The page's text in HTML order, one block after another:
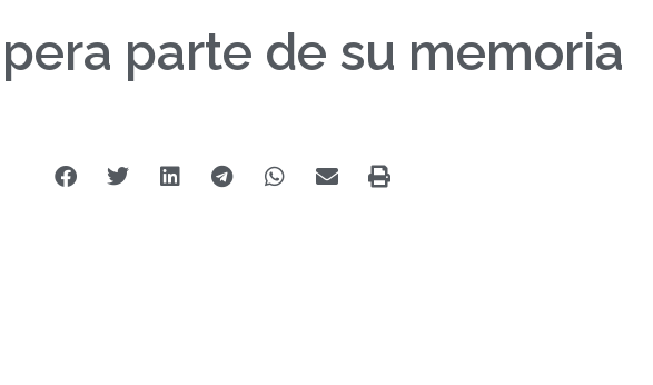
parte de su memoria